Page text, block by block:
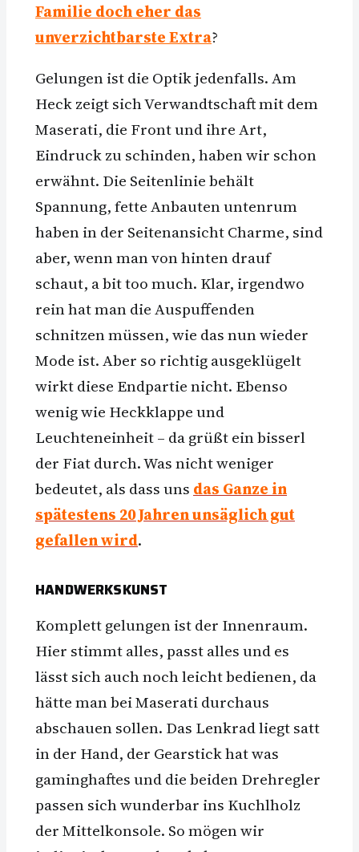
Familie doch eher das
unverzichtbarste Extra?
Gelungen ist die Optik jedenfalls. Am
Heck zeigt sich Verwandtschaft mit dem
Maserati, die Front und ihre Art,
Eindruck zu schinden, haben wir schon
erwähnt. Die Seitenlinie behält
Spannung, fette Anbauten untenrum
haben in der Seitenansicht Charme, sind
aber, wenn man von hinten drauf
schaut, a bit too much. Klar, irgendwo
rein hat man die Auspuffenden
schnitzen müssen, wie das nun wieder
Mode ist. Aber so richtig ausgeklügelt
wirkt diese Endpartie nicht. Ebenso
wenig wie Heckklappe und
Leuchteneinheit – da grüßt ein bisserl
der Fiat durch. Was nicht weniger
bedeutet, als dass uns das Ganze in
spätestens 20 Jahren unsäglich gut
gefallen wird.
HANDWERKSKUNST
Komplett gelungen ist der Innenraum.
Hier stimmt alles, passt alles und es
lässt sich auch noch leicht bedienen, da
hätte man bei Maserati durchaus
abschauen sollen. Das Lenkrad liegt satt
in der Hand, der Gearstick hat was
gaminghaftes und die beiden Drehregler
passen sich wunderbar ins Kuchlholz
der Mittelkonsole. So mögen wir